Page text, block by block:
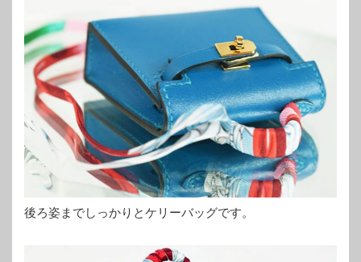
後ろ姿までしっかりとケリーバッグです。